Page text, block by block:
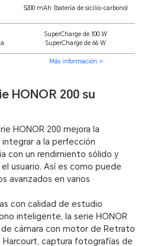
5200 mAh (batería de sicilio-carbono)
SuperCharge de 100 W
SuperCharge de 66 W
Más información >
HONOR 200 su
HONOR 200 mejora la
a la perfección
con un rendimiento sólido y
usuario. Así es como puede
avanzados en varios
con calidad de estudio
inteligente, la serie HONOR
de cámara con motor de Retrato
Harcourt, captura fotografías de